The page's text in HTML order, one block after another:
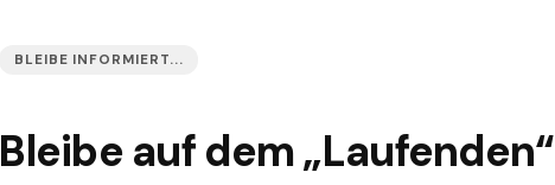
BLEIBE INFORMIERT...
Bleibe auf dem „Laufenden“